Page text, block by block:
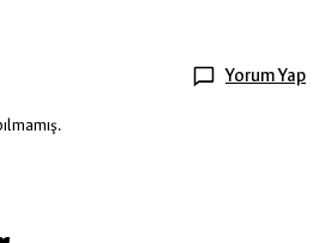
Yorum Yap